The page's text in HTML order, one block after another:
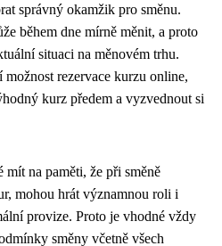
správný okamžik pro směnu.
během dne mírně měnit, a proto
situaci na měnovém trhu.
rezervace kurzu online,
kurz předem a vyzvednout si
na paměti, že při směně
mohou hrát významnou roli i
provize. Proto je vhodné vždy
směny včetně všech